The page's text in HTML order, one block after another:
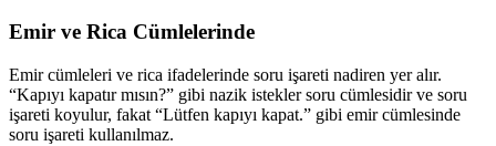
Emir ve Rica Cümlelerinde
Emir cümleleri ve rica ifadelerinde soru işareti nadiren yer alır.
“Kapıyı kapatır mısın?” gibi nazik istekler soru cümlesidir ve soru
işareti koyulur, fakat “Lütfen kapıyı kapat.” gibi emir cümlesinde
soru işareti kullanılmaz.